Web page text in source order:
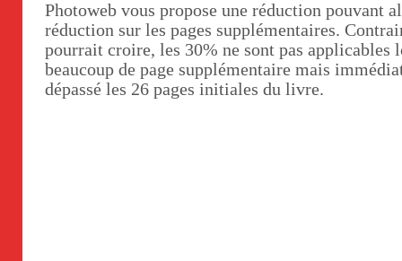
Photoweb vous propose une réduction pouvant
réduction sur les pages supplémentaires.
pourrait croire, les 30% ne sont pas applicables
beaucoup de page supplémentaire mais
dépassé les 26 pages initiales du livre.